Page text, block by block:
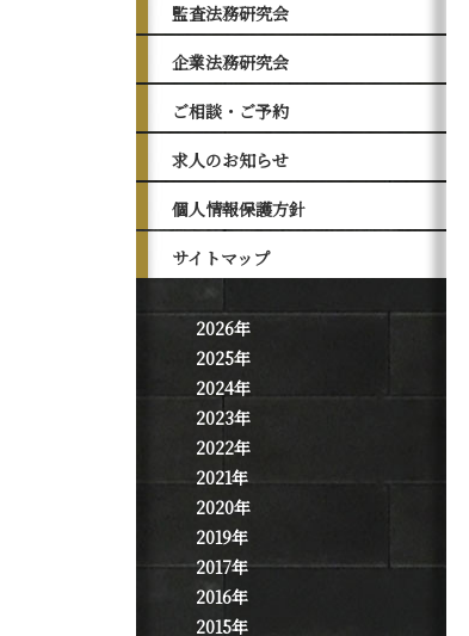
監査法務研究会
企業法務研究会
ご相談・ご予約
求人のお知らせ
個人情報保護方針
サイトマップ
2026年
2025年
2024年
2023年
2022年
2021年
2020年
2019年
2017年
2016年
2015年